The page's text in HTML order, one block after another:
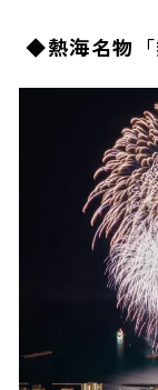
◆熱海名物「